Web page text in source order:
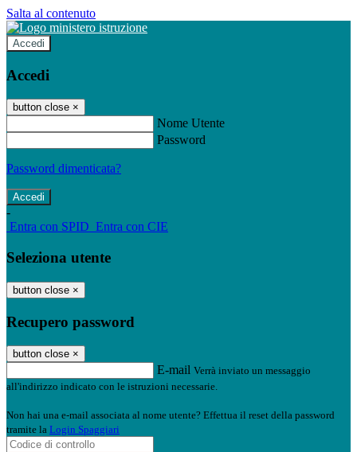
Salta al contenuto
Accedi
Accedi
button close ×
Nome Utente
Password
Password dimenticata?
-
Entra con SPID Entra con CIE
Seleziona utente
button close ×
Recupero password
button close ×
E-mail Verrà inviato un messaggio
all'indirizzo indicato con le istruzioni necessarie.
Non hai una e-mail associata al nome utente? Effettua il reset della password
tramite la Login Spaggiari